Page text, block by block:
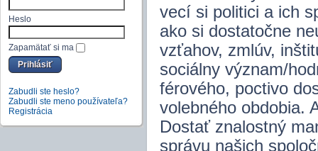
Heslo
Zapamätať si ma
Zabudli ste heslo?
Zabudli ste meno používateľa?
Registrácia
vecí si politici a ich
ako si dostatočne
vzťahov, zmlúv,
sociálny význam/
férového, poctivo
volebného obdobia.
Dostať znalostný
správu našich